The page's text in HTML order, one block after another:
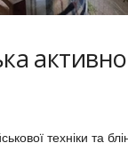
техніки та